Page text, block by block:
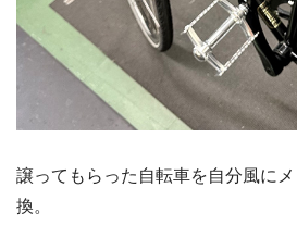
譲ってもらった自転車を自分風に
換。